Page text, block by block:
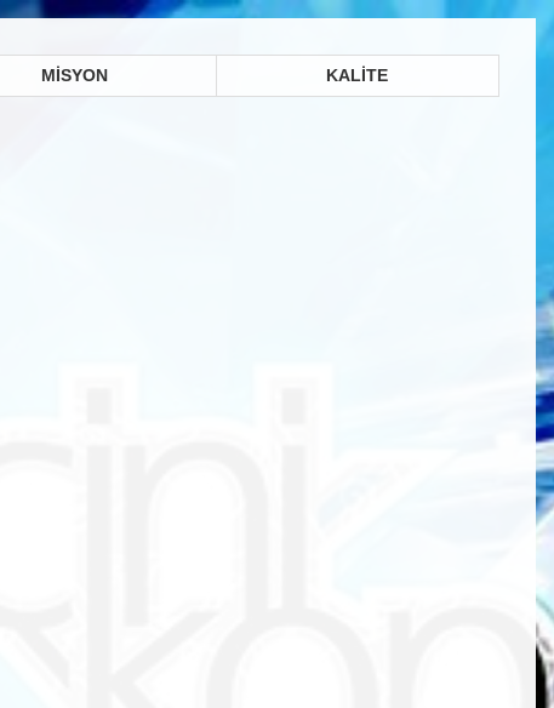
MİSYON KALİTE